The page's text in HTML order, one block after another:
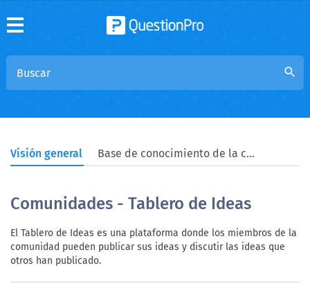
search
Visión general Base de conocimiento de la comunidad
Comunidades - Tablero de Ideas
El Tablero de Ideas es una plataforma donde los miembros de la
comunidad pueden publicar sus ideas y discutir las ideas que
otros han publicado.